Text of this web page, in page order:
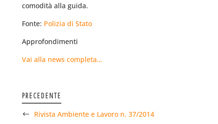
comodità alla guida.
Fonte: Polizia di Stato
Approfondimenti
Vai alla news completa…
PRECEDENTE
Rivista Ambiente e Lavoro n. 37/2014